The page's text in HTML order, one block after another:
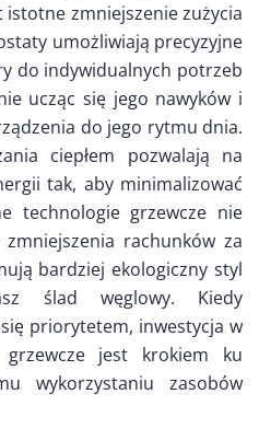
zmniejszenie zużycia
umożliwiają precyzyjne
do indywidualnych potrzeb
ucząc się jego nawyków i
do jego rytmu dnia.
ciepłem pozwalają na
tak, aby minimalizować
technologie grzewcze nie
rachunków za
bardziej ekologiczny styl
ślad węglowy. Kiedy
priorytetem, inwestycja w
grzewcze jest krokiem ku
wykorzystaniu zasobów